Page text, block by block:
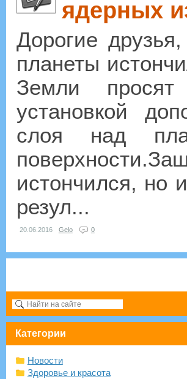
ядерных
Дорогие
планеты
Земли просят
установкой
слоя над
истончился, но
резул...
20.06.2016 Gelo 0
Категории
Новости
Здоровье и красота